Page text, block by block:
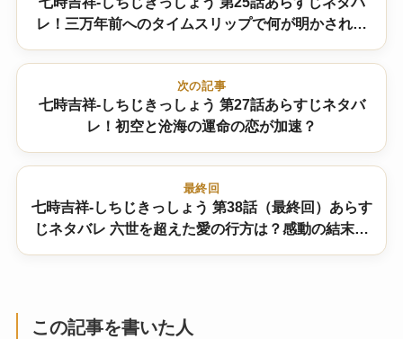
レ！三万年前へのタイムスリップで何が明かされる
次の記事
七時吉祥-しちじきっしょう 第27話あらすじネタバ
レ！初空と沧海の運命の恋が加速？
最終回
七時吉祥-しちじきっしょう 第38話（最終回）あらす
じネタバレ 六世を超えた愛の行方は？感動の結末を
この記事を書いた人